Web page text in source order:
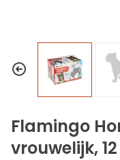
Flamingo
vrouwelijk,